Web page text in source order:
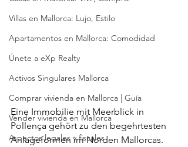
Villas en Mallorca: Lujo, Estilo
Apartamentos en Mallorca: Comodidad
Únete a eXp Realty
Activos Singulares Mallorca
Comprar vivienda en Mallorca | Guía
Vender vivienda en Mallorca
Aspectos legales y fiscales
Eine Immobilie mit Meerblick in
Pollença gehört zu den begehrtesten
Anlageformen im Norden Mallorcas.